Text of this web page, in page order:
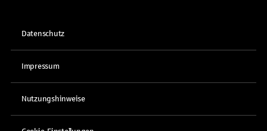
Datenschutz
Impressum
Nutzungshinweise